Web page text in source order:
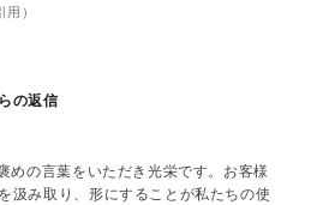
）
の返信
めの言葉をいただき光栄です。お客様
汲み取り、形にすることが私たちの使